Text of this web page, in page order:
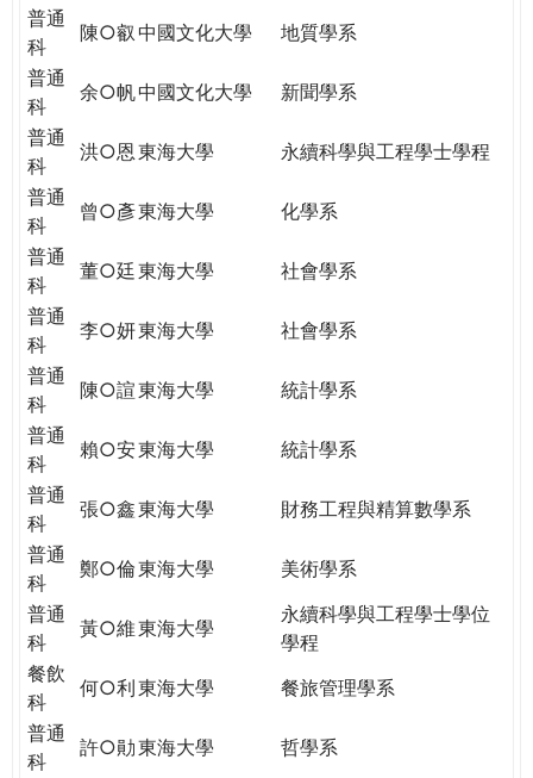
普通
科
陳○叡 中國文化大學
地質學系
普通
科
余○帆中國文化大學
新聞學系
普通
科
洪○恩 東海大學
永續科學與工程學士學程
普通
科
曾○彥東海大學
化學系
普通
科
董○廷東海大學
社會學系
普通
科
李○妍東海大學
社會學系
普通
科
陳○諠東海大學
統計學系
普通
科
賴○安東海大學
統計學系
普通
科
張○鑫東海大學
財務工程與精算數學系
普通
科
鄭○倫東海大學
美術學系
普通
科
黃○維東海大學
永續科學與工程學士學位
學程
餐飲
科
何○利東海大學
餐旅管理學系
普通
科
許○勛東海大學
哲學系